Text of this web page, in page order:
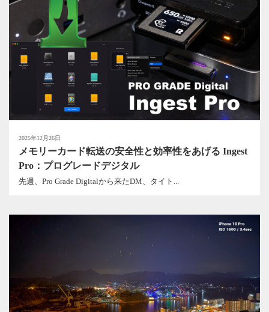
2025年12月26日
メモリーカード転送の安全性と効率性をあげる Ingest
Pro：プログレードデジタル
先週、Pro Grade Digitalから来たDM、タイト...